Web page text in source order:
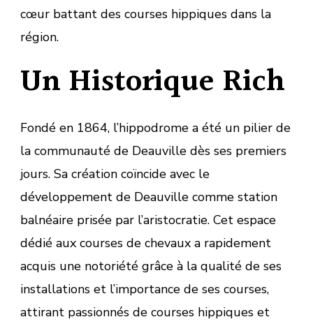
cœur battant des courses hippiques dans la
région.
Un Historique Rich
Fondé en 1864, l’hippodrome a été un pilier de
la communauté de Deauville dès ses premiers
jours. Sa création coïncide avec le
développement de Deauville comme station
balnéaire prisée par l’aristocratie. Cet espace
dédié aux courses de chevaux a rapidement
acquis une notoriété grâce à la qualité de ses
installations et l’importance de ses courses,
attirant passionnés de courses hippiques et